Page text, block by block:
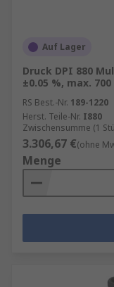
Auf Lager
Druck DPI 880
±0.05 %, max.
RS Best.-Nr. 189-1220
Herst. Teile-Nr. I880
Zwischensumme (1
3.306,67 €(ohne
Menge